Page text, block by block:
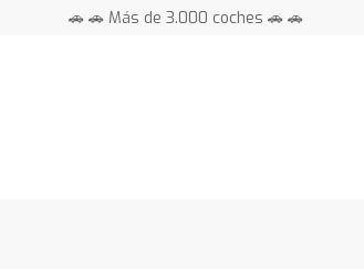
🚗 🚗 Más de 3.000 coches 🚗 🚗